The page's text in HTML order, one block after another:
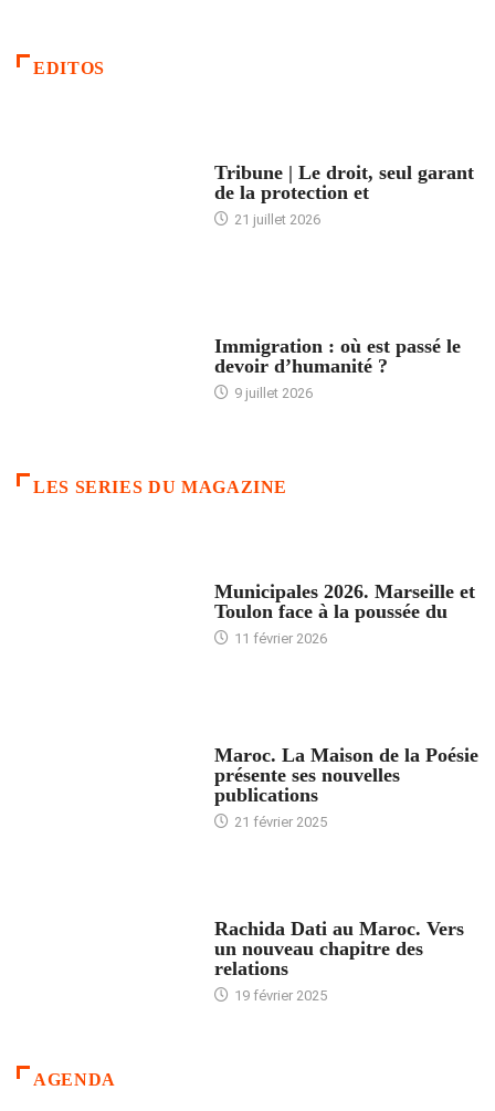
EDITOS
Tribune | Le droit, seul garant
de la protection et
21 juillet 2026
Immigration : où est passé le
devoir d’humanité ?
9 juillet 2026
LES SERIES DU MAGAZINE
Municipales 2026. Marseille et
Toulon face à la poussée du
11 février 2026
Maroc. La Maison de la Poésie
présente ses nouvelles
publications
21 février 2025
Rachida Dati au Maroc. Vers
un nouveau chapitre des
relations
19 février 2025
AGENDA